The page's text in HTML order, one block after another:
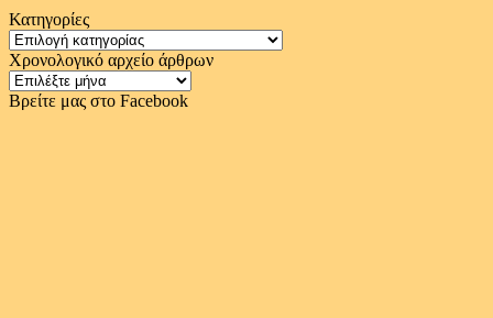
Κατηγορίες
Κατηγορίες
Χρονολογικό αρχείο άρθρων
Χρονολογικό
αρχείο
Βρείτε μας στο Facebook